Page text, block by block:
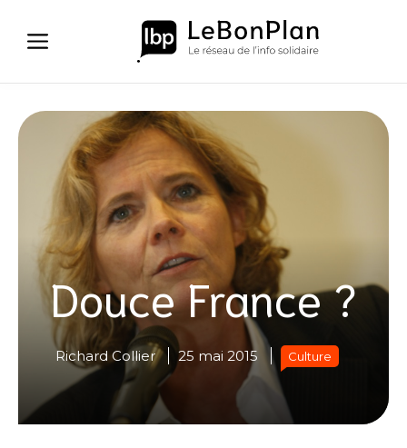
contenu
Douce France ?
Richard Collier 25 mai 2015 Culture